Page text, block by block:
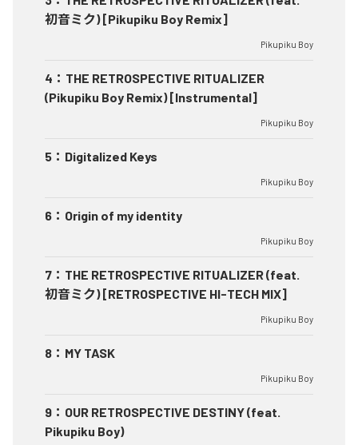
初音ミク) [Pikupiku Boy Remix]
Pikupiku Boy
4 ： THE RETROSPECTIVE RITUALIZER
(Pikupiku Boy Remix) [Instrumental]
Pikupiku Boy
5 ： Digitalized Keys
Pikupiku Boy
6 ： Origin of my identity
Pikupiku Boy
7 ： THE RETROSPECTIVE RITUALIZER (feat.
初音ミク) [RETROSPECTIVE HI-TECH MIX]
Pikupiku Boy
8 ： MY TASK
Pikupiku Boy
9 ： OUR RETROSPECTIVE DESTINY (feat.
Pikupiku Boy)